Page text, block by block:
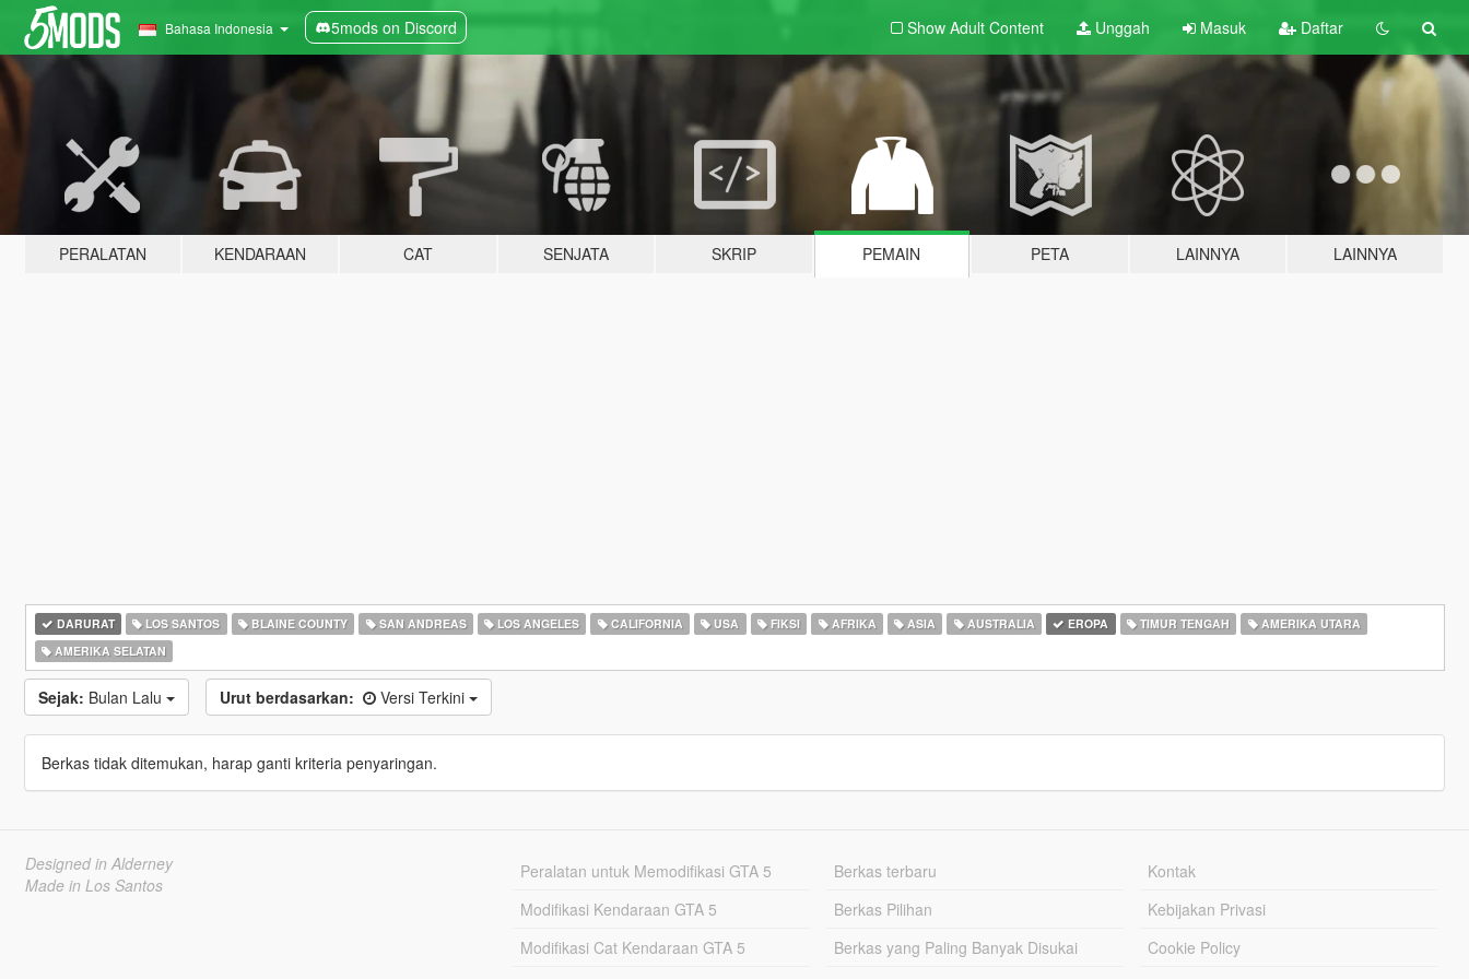
Bahasa Indonesia 5mods on Discord Show Adult Content Unggah Masuk Daftar
PERALATAN KENDARAAN CAT SENJATA SKRIP PEMAIN PETA LAINNYA LAINNYA
DARURAT LOS SANTOS BLAINE COUNTY SAN ANDREAS LOS ANGELES CALIFORNIA USA FIKSI AFRIKA ASIA AUSTRALIA EROPA TIMUR TENGAH
AMERIKA UTARA
AMERIKA SELATAN
Sejak: Bulan Lalu Urut berdasarkan: Versi Terkini
Berkas tidak ditemukan, harap ganti kriteria penyaringan.
Designed in Alderney
Made in Los Santos
Peralatan untuk Memodifikasi GTA 5
Modifikasi Kendaraan GTA 5
Modifikasi Cat Kendaraan GTA 5
Berkas terbaru
Berkas Pilihan
Berkas yang Paling Banyak Disukai
Kontak
Kebijakan Privasi
Cookie Policy